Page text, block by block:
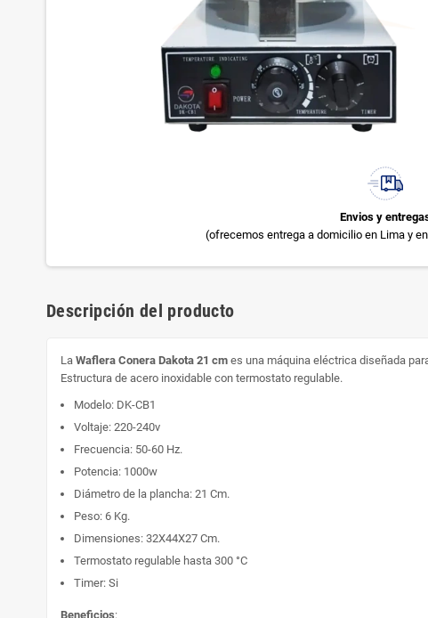
Envios y
(ofrecemos entrega a domicilio en Lima y
Descripción del producto
La Waflera Conera Dakota 21 cm es una máquina eléctrica diseñada
Estructura de acero inoxidable con termostato regulable.
Modelo: DK-CB1
Voltaje: 220-240v
Frecuencia: 50-60 Hz.
Potencia: 1000w
Diámetro de la plancha: 21 Cm.
Peso: 6 Kg.
Dimensiones: 32X44X27 Cm.
Termostato regulable hasta 300 °C
Timer: Si
Beneficios: